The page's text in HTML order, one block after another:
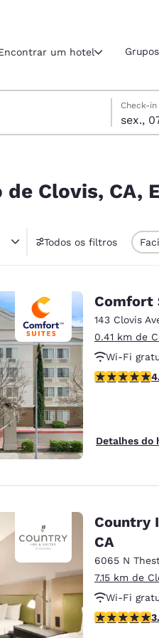
Região e localização atuais
Américas
English
Canada
Français
Europa
Deutschland
Deutsch
Spain
English
United Kingdom
English
Ásia-Pacífico
Australia
English
um hotel Grupos
sexta-
Check-in
sex.,
sábado, 8
sábado,
sexta-
Clovis, CA,
Todos os filtros
Comfort
143 Clovis
0.41 km de
Wi-Fi
Piscina
classificação
Detalhes do
Country
CA
6065 N
7.15 km de
Wi-Fi
Não
classificação